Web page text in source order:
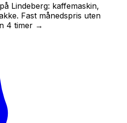
Lindeberg: kaffemaskin,
Fast månedspris uten
4 timer →